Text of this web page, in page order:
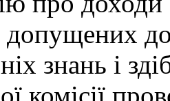
допущених
знань і
комісії